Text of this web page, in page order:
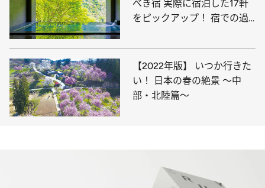
べき宿 実際に宿泊した17軒
をピックアップ！ 宿での過
【2022年版】 いつか行きた
い！ 日本の春の絶景 ～中
部・北陸篇～